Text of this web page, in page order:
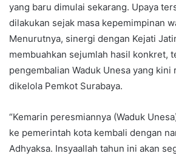
yang baru dimulai sekarang. Upaya
dilakukan sejak masa kepemimpinan
Menurutnya, sinergi dengan Kejati
membuahkan sejumlah hasil konkret,
pengembalian Waduk Unesa yang kini
dikelola Pemkot Surabaya.
“Kemarin peresmiannya (Waduk
ke pemerintah kota kembali dengan
Adhyaksa. Insyaallah tahun ini akan